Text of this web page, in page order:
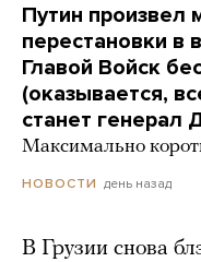
Путин произвел
перестановки в
Главой Войск
(оказывается,
станет генерал
Максимально
НОВОСТИ день назад
В Грузии снова